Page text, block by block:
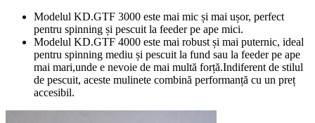
Modelul KD.GTF 3000 este mai mic și mai ușor, perfect
pentru spinning și pescuit la feeder pe ape mici.
Modelul KD.GTF 4000 este mai robust și mai puternic, ideal
pentru spinning mediu și pescuit la fund sau la feeder pe ape
mai mari,unde e nevoie de mai multă forță.Indiferent de stilul
de pescuit, aceste mulinete combină performanță cu un preț
accesibil.